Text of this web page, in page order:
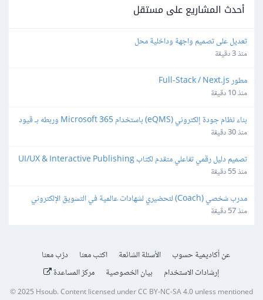
أحدث المشاريع على مستقل
تعديل على تصميم واجهة وداخلية محل
منذ 3 دقيقة
مطور Full-Stack / Next.js
منذ 10 دقيقة
(Qoyod)منذ 30 دقيقة
تصميم دليل رقمي تفاعلي متقدم لكتاب UI/UX & Interactive Publishing
منذ 55 دقيقة
مدرب شخصي (Coach) لتحضيري لشهادات عالمية في التسويق الإلكتروني
منذ 57 دقيقة
عن أكاديمية حسوب الأسئلة الشائعة اكتب معنا
درّب معنا
إرشادات الاستخدام
بيان الخصوصية مركز المساعدة
© 2025 Hsoub.Content licensed underCC BY-NC-SA 4.0unless mentioned